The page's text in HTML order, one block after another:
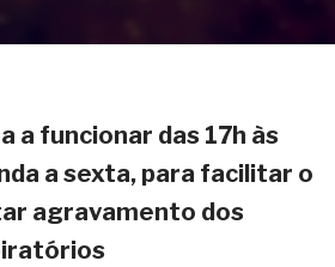
a funcionar das 17h às
a sexta, para facilitar o
agravamento dos